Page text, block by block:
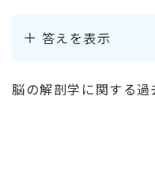
答えを表示
脳の解剖学に関する過